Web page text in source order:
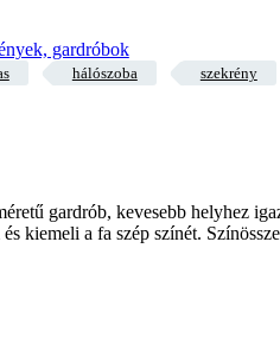
gardróbok
hálószoba szekrény
gardrób, kevesebb helyhez
kiemeli a fa szép színét.